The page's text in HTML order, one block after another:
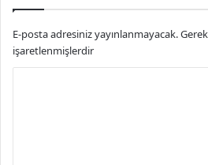
E-posta adresiniz yayınlanmayacak.
işaretlenmişlerdir